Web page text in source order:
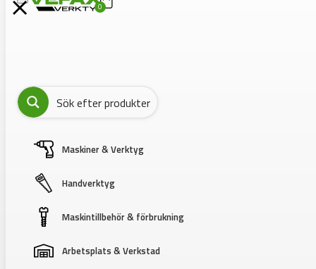
0
Maskiner & Verktyg
Handverktyg
Maskintillbehör & förbrukning
Arbetsplats & Verkstad